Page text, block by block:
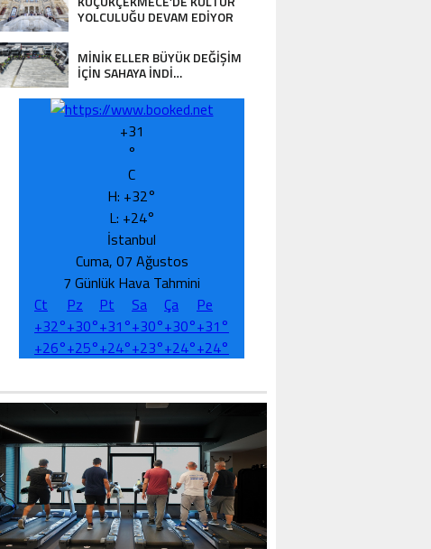
YOLCULUĞU DEVAM EDİYOR
MİNİK ELLER BÜYÜK DEĞİŞİM
İÇİN SAHAYA İNDİ…
+31
°
C
H: +32°
L: +24°
İstanbul
Cuma, 07 Ağustos
7 Günlük Hava Tahmini
Ct
Pz Pt Sa Ça
Pe
+32°+30°+31°+30°+30°+31°
+26°+25°+24°+23°+24°+24°